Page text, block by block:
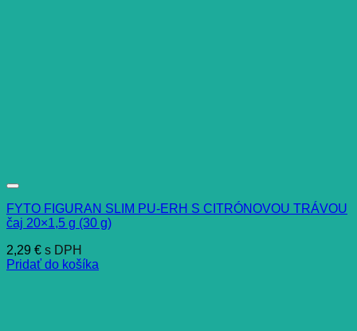
FYTO FIGURAN SLIM PU-ERH S CITRÓNOVOU TRÁVOU
čaj 20×1,5 g (30 g)
2,29 € s DPH
Pridať do košíka